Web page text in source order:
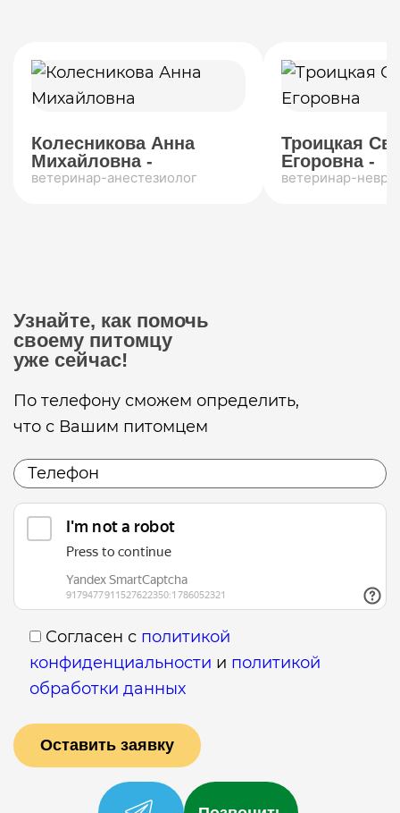
Колесникова Анна
Михайловна -
ветеринар-анестезиолог
Троицкая
Егоровна -
ветеринар-
Узнайте, как помочь
своему питомцу
уже сейчас!
По телефону сможем определить,
что с Вашим питомцем
Согласен с политикой
конфиденциальности и политикой
обработки данных